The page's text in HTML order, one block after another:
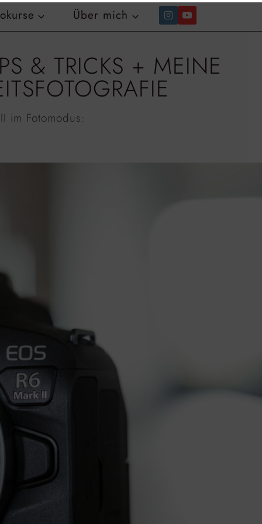
Über mich
& TRICKS + MEINE
im Fotomodus: